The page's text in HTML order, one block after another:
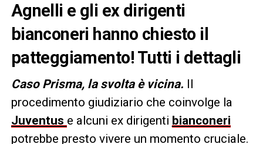
Agnelli e gli ex dirigenti
bianconeri hanno chiesto il
patteggiamento! Tutti i dettagli
Caso Prisma, la svolta è vicina. Il
procedimento giudiziario che coinvolge la
Juventus e alcuni ex dirigenti bianconeri
potrebbe presto vivere un momento cruciale.